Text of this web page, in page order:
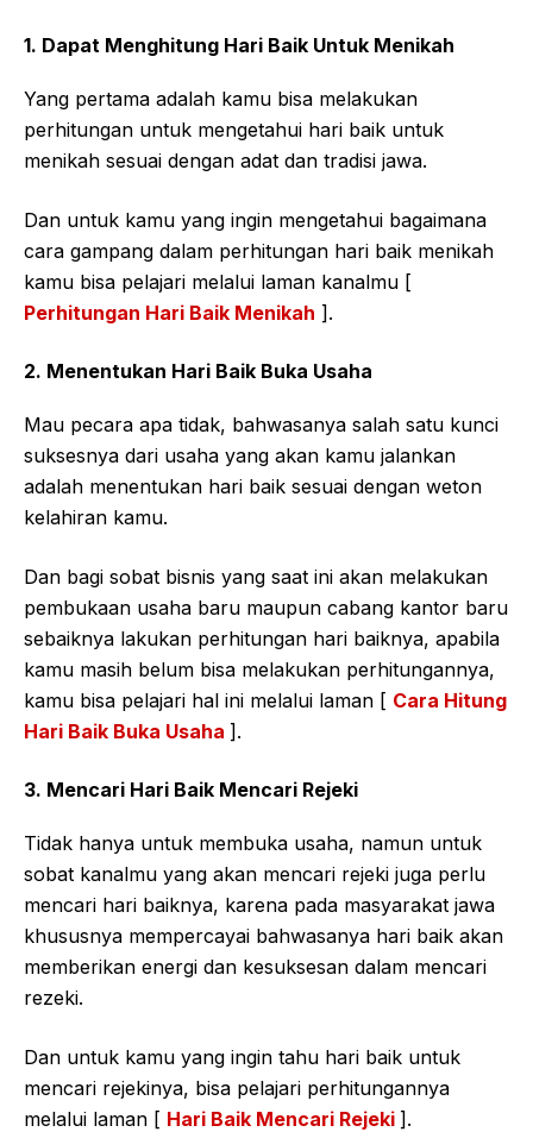
1. Dapat Menghitung Hari Baik Untuk Menikah
Yang pertama adalah kamu bisa melakukan
perhitungan untuk mengetahui hari baik untuk
menikah sesuai dengan adat dan tradisi jawa.
Dan untuk kamu yang ingin mengetahui bagaimana
cara gampang dalam perhitungan hari baik menikah
kamu bisa pelajari melalui laman kanalmu [
Perhitungan Hari Baik Menikah ].
2. Menentukan Hari Baik Buka Usaha
Mau pecara apa tidak, bahwasanya salah satu kunci
suksesnya dari usaha yang akan kamu jalankan
adalah menentukan hari baik sesuai dengan weton
kelahiran kamu.
Dan bagi sobat bisnis yang saat ini akan melakukan
pembukaan usaha baru maupun cabang kantor baru
sebaiknya lakukan perhitungan hari baiknya, apabila
kamu masih belum bisa melakukan perhitungannya,
kamu bisa pelajari hal ini melalui laman [ Cara Hitung
Hari Baik Buka Usaha ].
3. Mencari Hari Baik Mencari Rejeki
Tidak hanya untuk membuka usaha, namun untuk
sobat kanalmu yang akan mencari rejeki juga perlu
mencari hari baiknya, karena pada masyarakat jawa
khususnya mempercayai bahwasanya hari baik akan
memberikan energi dan kesuksesan dalam mencari
rezeki.
Dan untuk kamu yang ingin tahu hari baik untuk
mencari rejekinya, bisa pelajari perhitungannya
melalui laman [ Hari Baik Mencari Rejeki ].